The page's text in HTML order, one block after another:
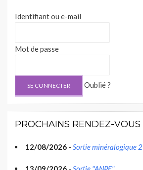
Identifiant ou e-mail
Mot de passe
Oublié ?
PROCHAINS RENDEZ-VOUS
12/08/2026 - Sortie minéralogique 2